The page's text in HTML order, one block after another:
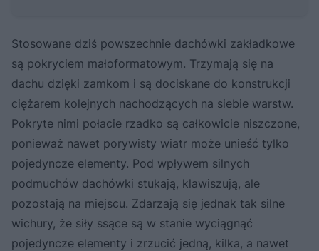
Stosowane dziś powszechnie dachówki zakładkowe
są pokryciem małoformatowym. Trzymają się na
dachu dzięki zamkom i są dociskane do konstrukcji
ciężarem kolejnych nachodzących na siebie warstw.
Pokryte nimi połacie rzadko są całko­wicie niszczone,
ponieważ nawet porywisty wiatr może unieść tylko
pojedyncze elementy. Pod wpływem silnych
podmuchów dachówki stukają, klawiszują, ale
pozostają na miejscu. Zdarzają się jednak tak silne
wichury, że siły ssące są w stanie wyciągnąć
pojedyncze elementy i zrzucić jedną, kilka, a nawet